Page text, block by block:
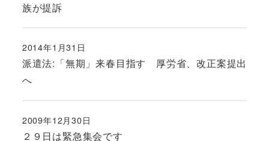
族が提訴
派遣法:「無期」来春目指す 厚労省、改正案提出
へ
投稿日
2014年1月31日
２９日は緊急集会です
投稿日
2009年12月30日